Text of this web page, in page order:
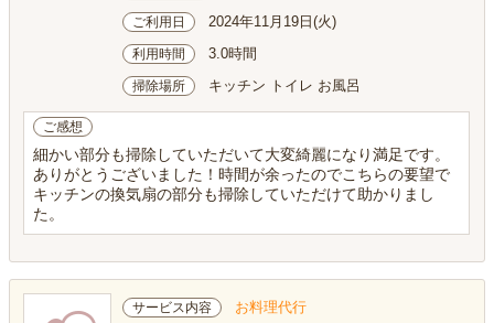
ご利用日 2024年11月19日(火)
利用時間 3.0時間
掃除場所 キッチン トイレ お風呂
ご感想
細かい部分も掃除していただいて大変綺麗になり満足です。
ありがとうございました！時間が余ったのでこちらの要望で
キッチンの換気扇の部分も掃除していただけて助かりまし
た。
サービス内容 お料理代行